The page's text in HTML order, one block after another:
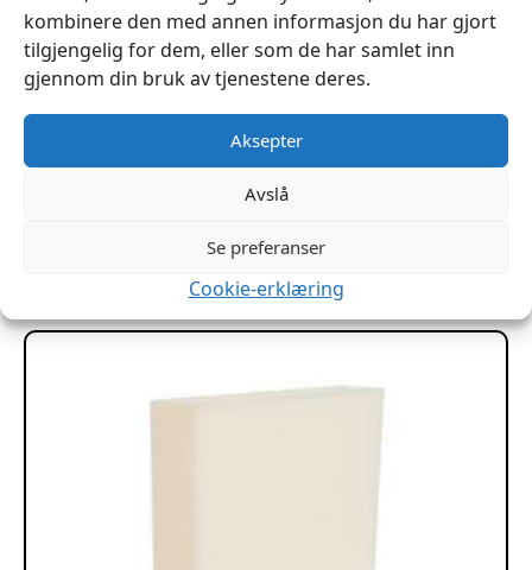
kombinere den med annen informasjon du har gjort
tilgjengelig for dem, eller som de har samlet inn
gjennom din bruk av tjenestene deres.
Aksepter
Avslå
Se preferanser
Cookie-erklæring
0,5cm 100x120cm Polyeterskum 30P
Legg I Handlekurv